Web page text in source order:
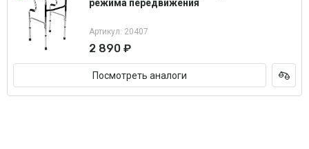
режима передвижения
Артикул: 20407
2 890 ₽
Посмотреть аналоги